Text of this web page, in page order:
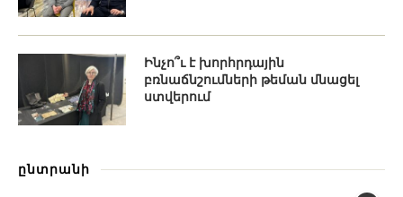
Ինչո՞ւ է խորհրդային
բռնաճնշումների թեման մնացել
ստվերում
ընտրանի